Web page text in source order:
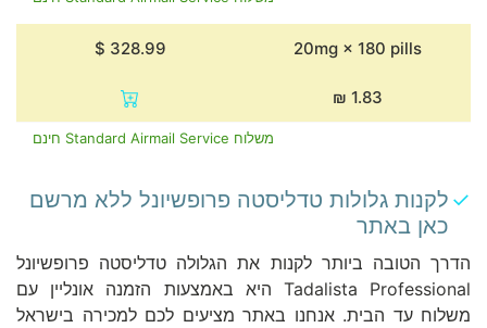
20mg × 180 pills
1.83
₪
משלוח Standard Airmail Service חינם
לקנות גלולות טדליסטה פרופשיונל ללא מרשם
כאן באתר
הדרך הטובה ביותר לקנות את הגלולה טדליסטה פרופשיונל
Tadalista Professional היא באמצעות הזמנה אונליין עם
משלוח עד הבית. אנחנו באתר מציעים לכם למכירה בישראל